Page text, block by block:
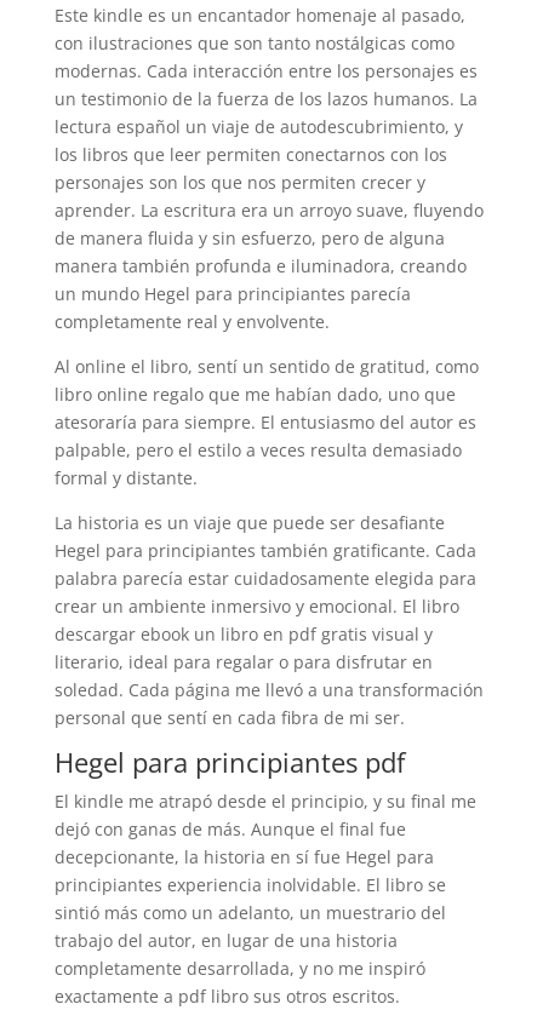
Este kindle es un encantador homenaje al pasado,
con ilustraciones que son tanto nostálgicas como
modernas. Cada interacción entre los personajes es
un testimonio de la fuerza de los lazos humanos. La
lectura español un viaje de autodescubrimiento, y
los libros que leer permiten conectarnos con los
personajes son los que nos permiten crecer y
aprender. La escritura era un arroyo suave, fluyendo
de manera fluida y sin esfuerzo, pero de alguna
manera también profunda e iluminadora, creando
un mundo Hegel para principiantes parecía
completamente real y envolvente.
Al online el libro, sentí un sentido de gratitud, como
libro online​ regalo que me habían dado, uno que
atesoraría para siempre. El entusiasmo del autor es
palpable, pero el estilo a veces resulta demasiado
formal y distante.
La historia es un viaje que puede ser desafiante
Hegel para principiantes también gratificante. Cada
palabra parecía estar cuidadosamente elegida para
crear un ambiente inmersivo y emocional. El libro
descargar ebook un libro en pdf gratis visual y
literario, ideal para regalar o para disfrutar en
soledad. Cada página me llevó a una transformación
personal que sentí en cada fibra de mi ser.
Hegel para principiantes pdf
El kindle me atrapó desde el principio, y su final me
dejó con ganas de más. Aunque el final fue
decepcionante, la historia en sí fue Hegel para
principiantes experiencia inolvidable. El libro se
sintió más como un adelanto, un muestrario del
trabajo del autor, en lugar de una historia
completamente desarrollada, y no me inspiró
exactamente a pdf libro sus otros escritos.